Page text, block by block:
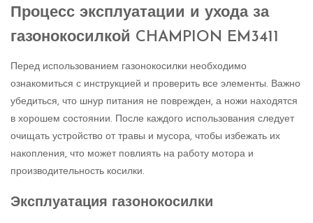
Процесс эксплуатации и ухода за
газонокосилкой CHAMPION EM3411
Перед использованием газонокосилки необходимо
ознакомиться с инструкцией и проверить все элементы. Важно
убедиться, что шнур питания не поврежден, а ножи находятся
в хорошем состоянии. После каждого использования следует
очищать устройство от травы и мусора, чтобы избежать их
накопления, что может повлиять на работу мотора и
производительность косилки.
Эксплуатация газонокосилки